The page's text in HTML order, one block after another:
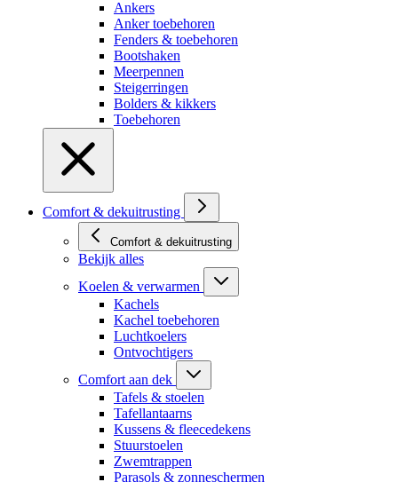
Ankers
Anker toebehoren
Fenders & toebehoren
Bootshaken
Meerpennen
Steigerringen
Bolders & kikkers
Toebehoren
Comfort & dekuitrusting
Comfort & dekuitrusting
Bekijk alles
Koelen & verwarmen
Kachels
Kachel toebehoren
Luchtkoelers
Ontvochtigers
Comfort aan dek
Tafels & stoelen
Tafellantaarns
Kussens & fleecedekens
Stuurstoelen
Zwemtrappen
Parasols & zonneschermen